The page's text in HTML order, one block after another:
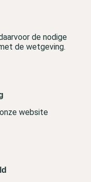
de nodige
de wetgeving.
website